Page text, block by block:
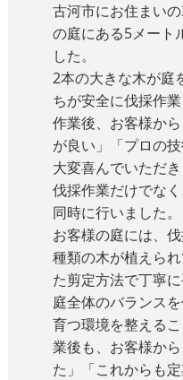
古河市にお住まい
の庭にある5メート
した。
2本の大きな木が庭
ちが安全に伐採作業
作業後、お客様か
が良い」「プロの
大変喜んでいただき
伐採作業だけでな
同時に行いました。
お客様の庭には、
種類の木が植えら
た剪定方法で丁寧
庭全体のバランス
育つ環境を整える
業後も、お客様か
た」「これからも